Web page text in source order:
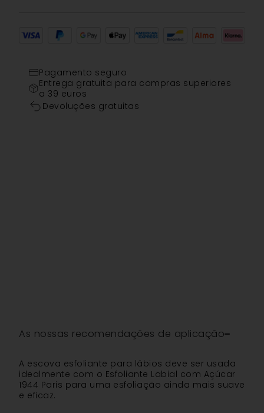
Pagamento seguro
Entrega gratuita para compras superiores
a 39 euros
Devoluções gratuitas
As nossas recomendações de aplicação
A escova esfoliante para lábios deve ser usada
idealmente com o Esfoliante Labial com Açúcar
1944 Paris para uma esfoliação ainda mais suave
e eficaz.